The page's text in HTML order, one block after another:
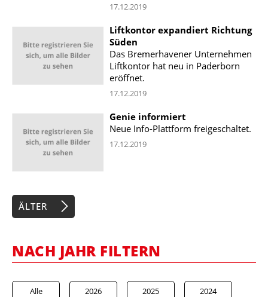
17.12.2019
Liftkontor expandiert Richtung
Süden
Das Bremerhavener Unternehmen
Liftkontor hat neu in Paderborn
eröffnet.
17.12.2019
Genie informiert
Neue Info-Plattform freigeschaltet.
17.12.2019
ÄLTER
NACH JAHR FILTERN
Alle 2026 2025 2024